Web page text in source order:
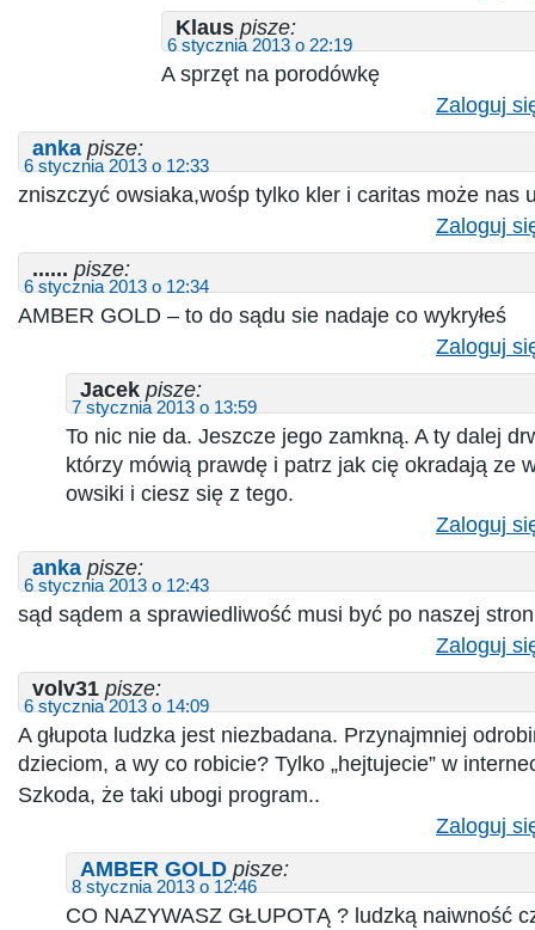
Klaus pisze:
6 stycznia 2013 o 22:19
A sprzęt na porodówkę
Zaloguj
anka pisze:
6 stycznia 2013 o 12:33
zniszczyć owsiaka,wośp tylko kler i caritas może nas
Zaloguj
...... pisze:
6 stycznia 2013 o 12:34
AMBER GOLD – to do sądu sie nadaje co wykryłeś
Zaloguj
Jacek pisze:
7 stycznia 2013 o 13:59
To nic nie da. Jeszcze jego zamkną. A ty dalej
którzy mówią prawdę i patrz jak cię okradają ze
owsiki i ciesz się z tego.
Zaloguj
anka pisze:
6 stycznia 2013 o 12:43
sąd sądem a sprawiedliwość musi być po naszej
Zaloguj
volv31 pisze:
6 stycznia 2013 o 14:09
A głupota ludzka jest niezbadana. Przynajmniej
dzieciom, a wy co robicie? Tylko „hejtujecie” w
Szkoda, że taki ubogi program..
Zaloguj
AMBER GOLD pisze:
8 stycznia 2013 o 12:46
CO NAZYWASZ GŁUPOTĄ ? ludzką naiwność